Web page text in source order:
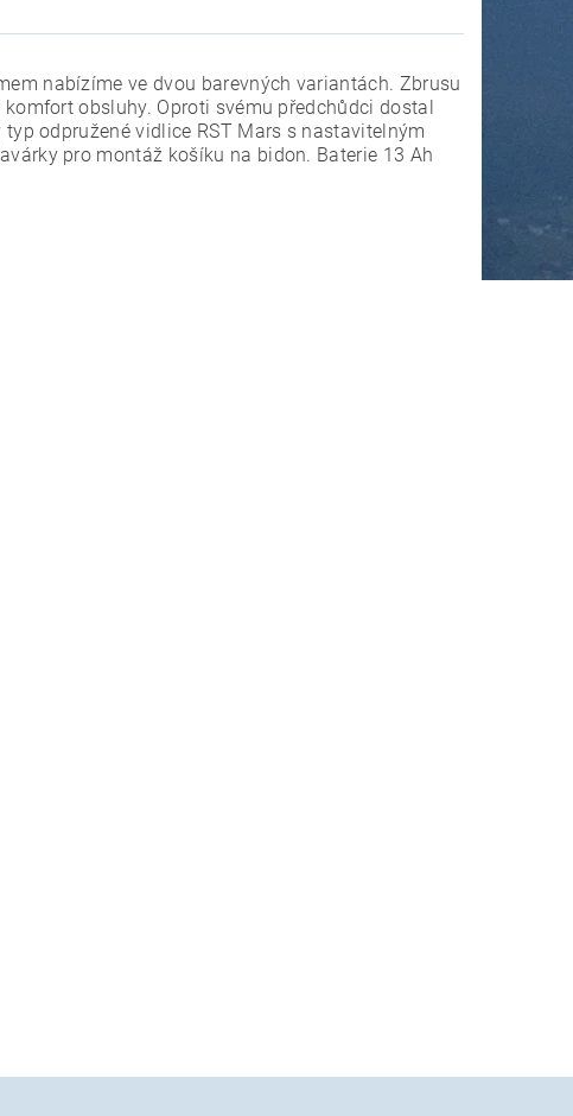
nabízíme ve dvou barevných variantách. Zbrusu
obsluhy. Oproti svému předchůdci dostal
odpružené vidlice RST Mars s nastavitelným
pro montáž košíku na bidon. Baterie 13 Ah